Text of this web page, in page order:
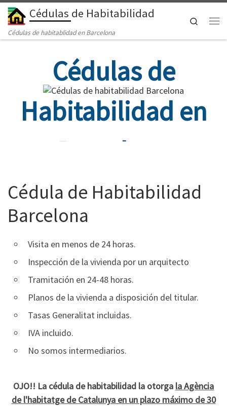
Saltar al contenido
Cédulas de Habitabilidad
Cédulas de habitablidad en Barcelona
Search
Cédulas de
Habitabilidad en
Barcelona
Tramitación
Online
Cédula de Habitabilidad
Barcelona
Visita en menos de 24 horas.
Inspección de la vivienda por un arquitecto
Tramitación en 24-48 horas.
Planos de la vivienda a disposición del titular.
Tasas Generalitat incluidas.
IVA incluido.
No somos intermediarios.
OJO!! La cédula de habitabilidad la otorga la Agència
de l'habitatge de Catalunya en un plazo máximo de 30